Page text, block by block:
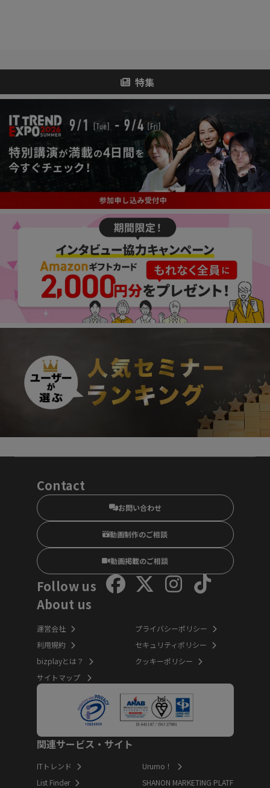
特集
Contact
お問い合わせ
動画制作のご相談
動画掲載のご相談
Follow us
About us
運営会社
利用規約
bizplayとは？
サイトマップ
プライバシーポリシー
セキュリティポリシー
クッキーポリシー
関連サービス・サイト
ITトレンド
List Finder
Urumo！
SHANON MARKETING PLATF